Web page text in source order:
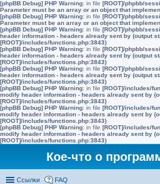
[phpBB Debug] PHP Warning: in file [ROOT]/phpbb/
Parameter must be an array or an object that
[phpBB Debug] PHP Warning: in file [ROOT]/phpbb/
Parameter must be an array or an object that
[phpBB Debug] PHP Warning: in file [ROOT]/phpbb/
header information - headers already sent by (output
[ROOT]/includes/functions.php:3843)
[phpBB Debug] PHP Warning: in file [ROOT]/phpbb/
header information - headers already sent by (output
[ROOT]/includes/functions.php:3843)
[phpBB Debug] PHP Warning: in file [ROOT]/phpbb/
header information - headers already sent by (output
[ROOT]/includes/functions.php:3843)
[phpBB Debug] PHP Warning: in file [ROOT]/includes/
modify header information - headers already sent by
[ROOT]/includes/functions.php:3843)
[phpBB Debug] PHP Warning: in file [ROOT]/includes/
modify header information - headers already sent by
[ROOT]/includes/functions.php:3843)
[phpBB Debug] PHP Warning: in file [ROOT]/includes/
modify header information - headers already sent by
[ROOT]/includes/functions.php:3843)
Кое-что о
Ссылки FAQ